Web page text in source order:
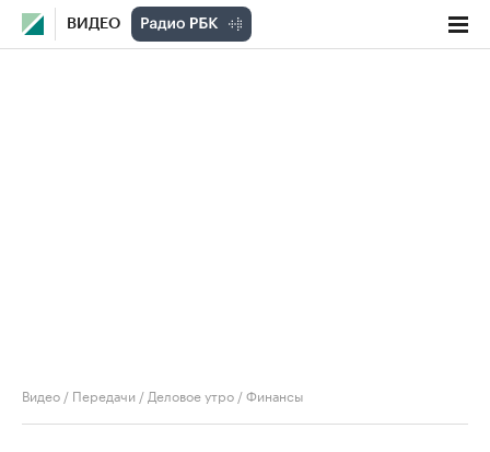
ВИДЕО
Видео / Передачи / Деловое утро /Финансы